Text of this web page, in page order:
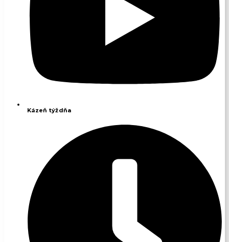
Kázeň týždňa